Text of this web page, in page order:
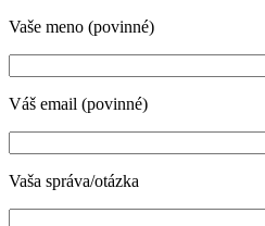
Vaše meno (povinné)
Váš email (povinné)
Vaša správa/otázka